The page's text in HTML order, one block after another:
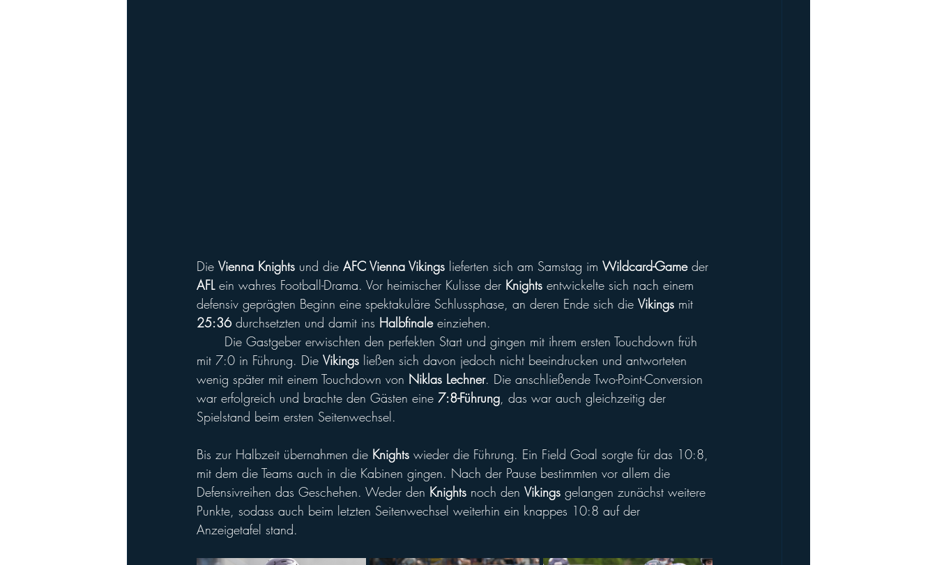
Die Vienna Knights und die AFC Vienna Vikings lieferten sich am Samstag im Wildcard-Game der
AFL ein wahres Football-Drama. Vor heimischer Kulisse der Knights entwickelte sich nach einem
defensiv geprägten Beginn eine spektakuläre Schlussphase, an deren Ende sich die Vikings mit
25:36 durchsetzten und damit ins Halbfinale einziehen.
mit 7:0 in Führung. Die Vikings ließen sich davon jedoch nicht beeindrucken und antworteten
wenig später mit einem Touchdown von Niklas Lechner. Die anschließende Two-Point-Conversion
war erfolgreich und brachte den Gästen eine 7:8-Führung, das war auch gleichzeitig der
Spielstand beim ersten Seitenwechsel.
Bis zur Halbzeit übernahmen die Knights wieder die Führung. Ein Field Goal sorgte für das 10:8,
mit dem die Teams auch in die Kabinen gingen. Nach der Pause bestimmten vor allem die
Defensivreihen das Geschehen. Weder den Knights noch den Vikings gelangen zunächst weitere
Punkte, sodass auch beim letzten Seitenwechsel weiterhin ein knappes 10:8 auf der
Anzeigetafel stand.